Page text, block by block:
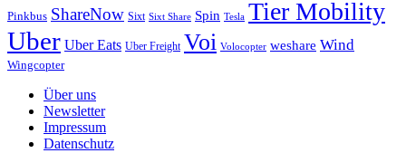
Pinkbus ShareNow Sixt Sixt Share Spin Tesla Tier Mobility
Uber Uber Eats Uber Freight Voi Volocopter weshare Wind
Wingcopter
Über uns
Newsletter
Impressum
Datenschutz